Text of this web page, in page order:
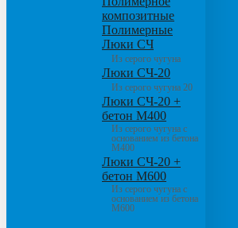
композитные
Полимерные
Люки СЧ
Из серого чугуна
Люки СЧ-20
Из серого чугуна 20
Люки СЧ-20 +
бетон М400
Из серого чугуна с
основанием из бетона
М400
Люки СЧ-20 +
бетон М600
Из серого чугуна с
основанием из бетона
М600